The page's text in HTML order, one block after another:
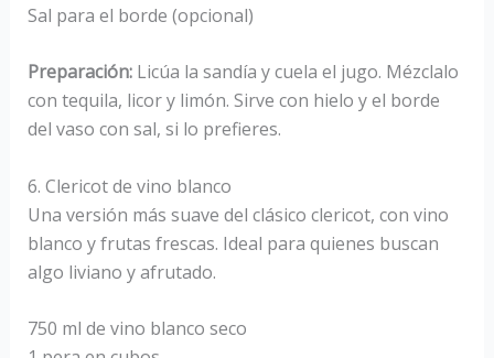
Sal para el borde (opcional)
Preparación:Licúa la sandía y cuela el jugo. Mézclalo
con tequila, licor y limón. Sirve con hielo y el borde
del vaso con sal, si lo prefieres.
6. Clericot de vino blanco
Una versión más suave del clásico clericot, con vino
blanco y frutas frescas. Ideal para quienes buscan
algo liviano y afrutado.
750 ml de vino blanco seco